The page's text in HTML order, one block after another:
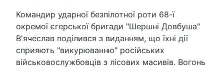
Командир ударної безпілотної роти 68-ї
окремої єгерської бригади "Шершні Довбуша"
В'ячеслав поділився з виданням, що їхні дії
сприяють "викурюванню" російських
військовослужбовців з лісових масивів. Вогонь